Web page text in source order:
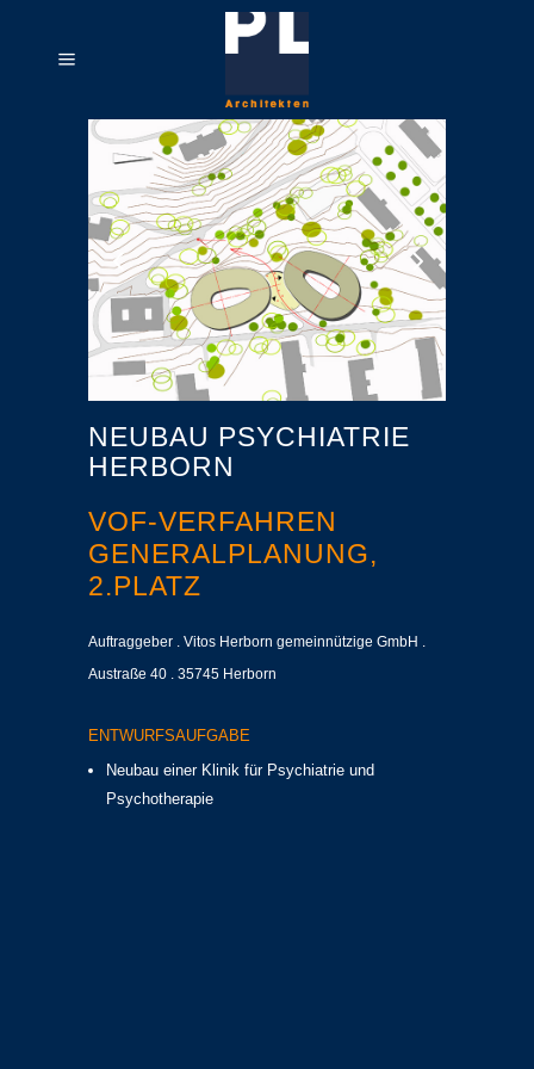
NEUBAU PSYCHIATRIE
HERBORN
VOF-VERFAHREN
GENERALPLANUNG,
2.PLATZ
Auftraggeber . Vitos Herborn gemeinnützige GmbH .
Austraße 40 . 35745 Herborn
ENTWURFSAUFGABE
Neubau einer Klinik für Psychiatrie und
Psychotherapie